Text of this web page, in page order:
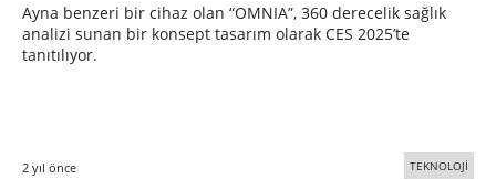
Ayna benzeri bir cihaz olan “OMNIA”, 360 ​​derecelik sağlık
analizi sunan bir konsept tasarım olarak CES 2025’te
tanıtılıyor.
2 yıl önce TEKNOLOJİ